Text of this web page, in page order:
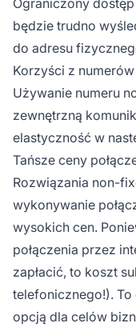
będzie trudno
do adresu
Korzyści z
Używanie numeru
zewnętrzną
elastyczność w
Tańsze ceny
Rozwiązania non-
wykonywanie
wysokich cen.
połączenia przez
zapłacić, to koszt
telefonicznego!).
opcją dla celów